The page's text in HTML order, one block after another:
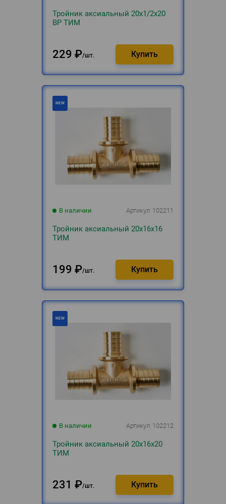
Тройник аксиальный 20х1/2х20
ВР ТИМ
229 ₽ шт.
В наличии Артикул 102211
Тройник аксиальный 20х16х16
ТИМ
199 ₽ шт.
В наличии Артикул 102212
Тройник аксиальный 20х16х20
ТИМ
231 ₽ шт.